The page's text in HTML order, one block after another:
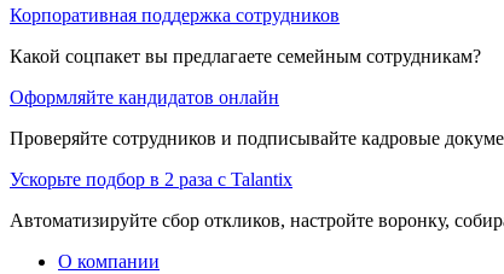
Корпоративная поддержка сотрудников
Какой соцпакет вы предлагаете семейным сотрудникам?
Оформляйте кандидатов онлайн
Проверяйте сотрудников и подписывайте кадровые
Ускорьте подбор в 2 раза с Talantix
Автоматизируйте сбор откликов, настройте воронку,
О компании